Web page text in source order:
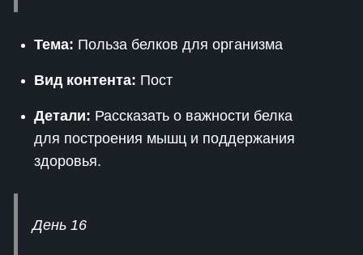
Тема: Польза белков для организма
Вид контента: Пост
Детали: Рассказать о важности белка
для построения мышц и поддержания
здоровья.
День 16